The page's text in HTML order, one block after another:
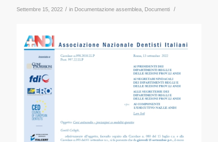
Settembre 15, 2022 / in Documentazione assemblea, Documenti /